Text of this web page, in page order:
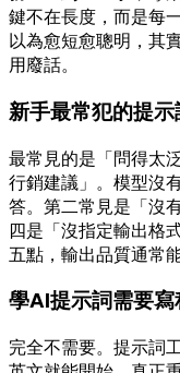
鍵不在長度，而是每
以為愈短愈聰明，其
用廢話。
新手最常犯的提
最常見的是「問得太
行銷建議」。模型沒
答。第二常見是「沒
四是「沒指定輸出格
五點，輸出品質通常
學AI提示詞需要寫
完全不需要。提示詞